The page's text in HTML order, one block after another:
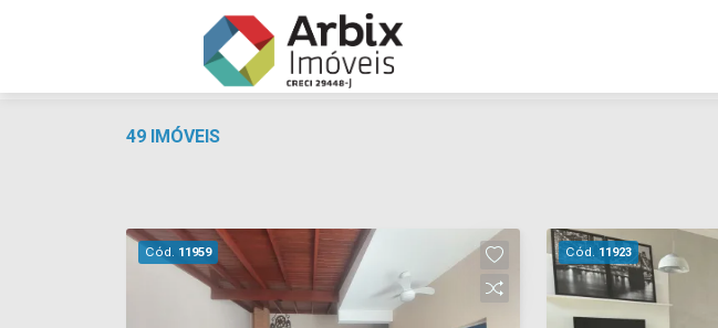
49 IMÓVEIS
Cód. 11959 Cód. 11923